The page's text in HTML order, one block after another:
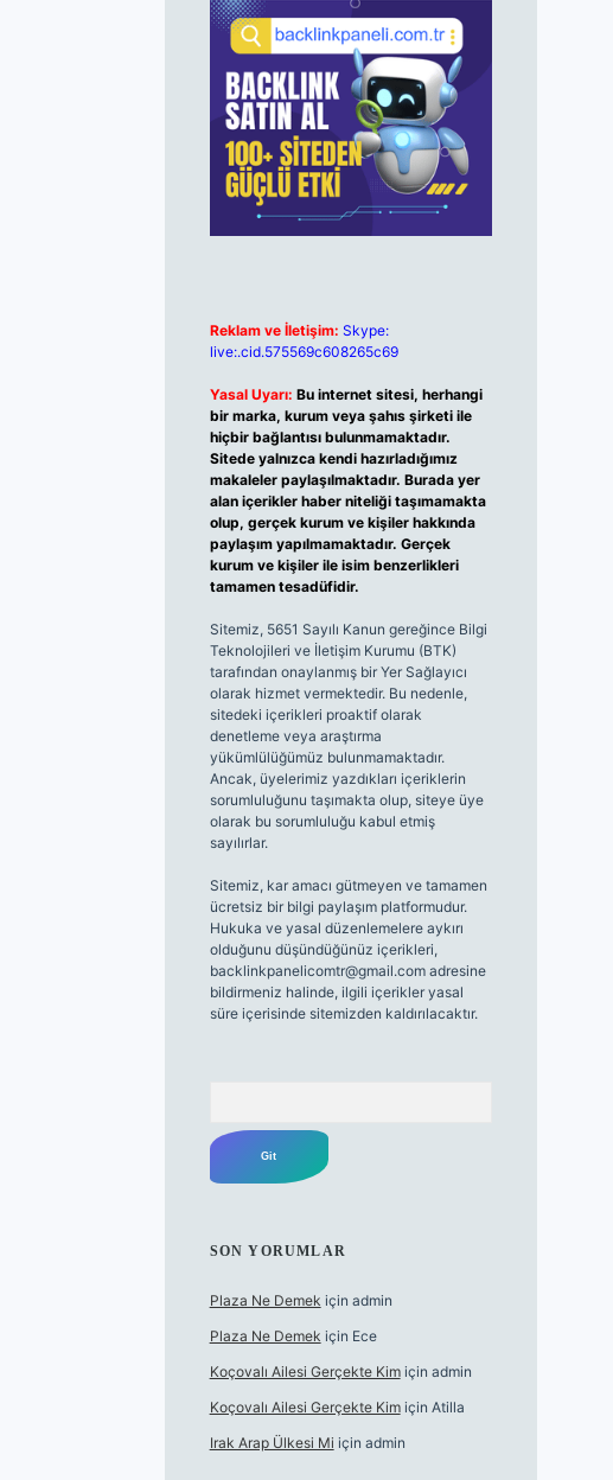
Reklam ve İletişim: Skype:
live:.cid.575569c608265c69
Yasal Uyarı: Bu internet sitesi, herhangi
bir marka, kurum veya şahıs şirketi ile
hiçbir bağlantısı bulunmamaktadır.
Sitede yalnızca kendi hazırladığımız
makaleler paylaşılmaktadır. Burada yer
alan içerikler haber niteliği taşımamakta
olup, gerçek kurum ve kişiler hakkında
paylaşım yapılmamaktadır. Gerçek
kurum ve kişiler ile isim benzerlikleri
tamamen tesadüfidir.
Sitemiz, 5651 Sayılı Kanun gereğince Bilgi
Teknolojileri ve İletişim Kurumu (BTK)
tarafından onaylanmış bir Yer Sağlayıcı
olarak hizmet vermektedir. Bu nedenle,
sitedeki içerikleri proaktif olarak
denetleme veya araştırma
yükümlülüğümüz bulunmamaktadır.
Ancak, üyelerimiz yazdıkları içeriklerin
sorumluluğunu taşımakta olup, siteye üye
olarak bu sorumluluğu kabul etmiş
sayılırlar.
Sitemiz, kar amacı gütmeyen ve tamamen
ücretsiz bir bilgi paylaşım platformudur.
Hukuka ve yasal düzenlemelere aykırı
olduğunu düşündüğünüz içerikleri,
backlinkpanelicomtr@gmail.comadresine
bildirmeniz halinde, ilgili içerikler yasal
süre içerisinde sitemizden kaldırılacaktır.
SON YORUMLAR
Plaza Ne Demek için admin
Plaza Ne Demek için Ece
Koçovalı Ailesi Gerçekte Kimiçin admin
Koçovalı Ailesi Gerçekte Kimiçin Atilla
Irak Arap Ülkesi Mi için admin